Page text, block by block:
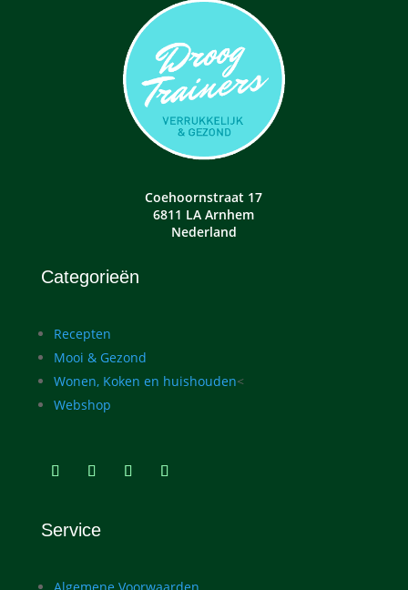
Coehoornstraat 17
6811 LA Arnhem
Nederland
Categorieën
Recepten
Mooi & Gezond
Wonen, Koken en huishouden<
Webshop
Service